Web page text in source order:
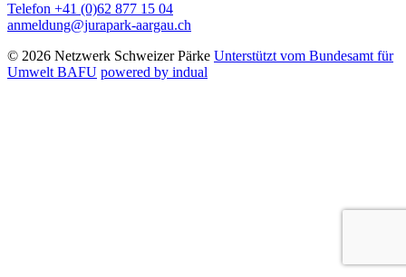
Telefon +41 (0)62 877 15 04
anmeldung@jurapark-aargau.ch
© 2026 Netzwerk Schweizer Pärke Unterstützt vom Bundesamt für
Umwelt BAFU powered by indual